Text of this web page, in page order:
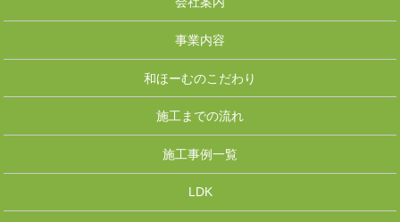
事業内容
和ほーむのこだわり
施工までの流れ
施工事例一覧
LDK